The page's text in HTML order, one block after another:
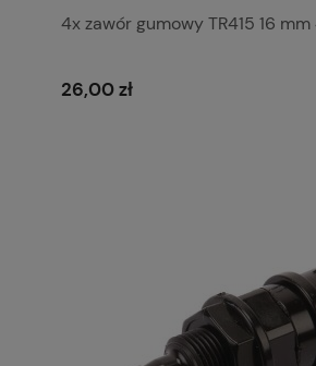
4x zawór gumowy TR415 16
26,00 zł